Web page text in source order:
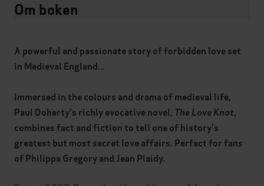
Om boken
A powerful and passionate story of forbidden love set
in Medieval England...
Immersed in the colours and drama of medieval life,
Paul Doherty's richly evocative novel, The Love Knot,
combines fact and fiction to tell one of history's
greatest but most secret love affairs. Perfect for fans
of Philippa Gregory and Jean Plaidy.